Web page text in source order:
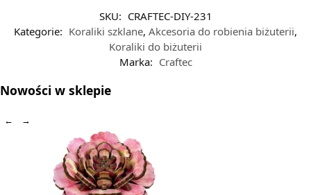
SKU: CRAFTEC-DIY-231
Kategorie: Koraliki szklane, Akcesoria do robienia biżuterii,
Koraliki do biżuterii
Marka: Craftec
Nowości w sklepie
← →